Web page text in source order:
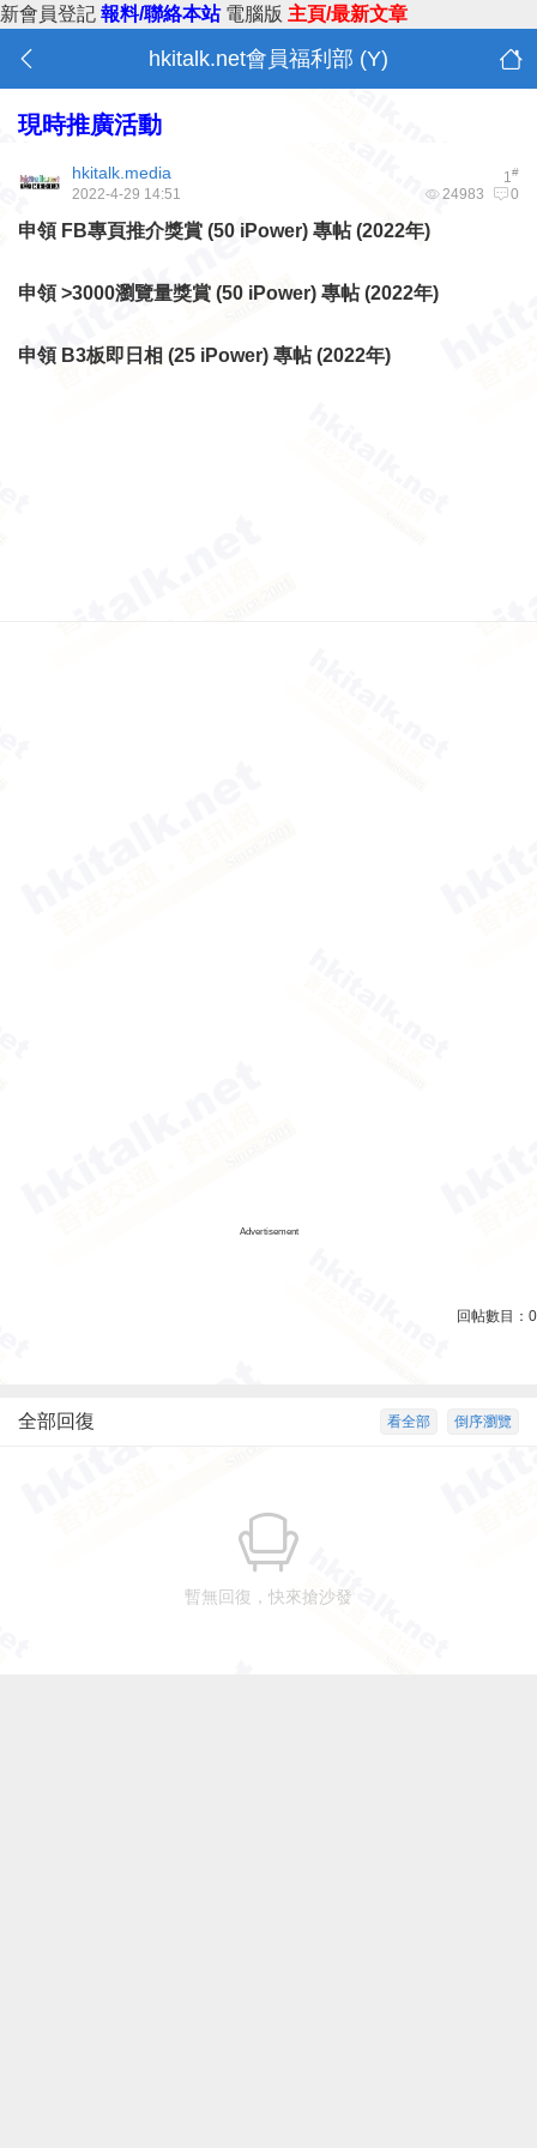
新會員登記 報料/聯絡本站 電腦版 主頁/最新文章
hkitalk.net會員福利部 (Y)
現時推廣活動
1#
hkitalk.media
24983 0
2022-4-29 14:51
申領 FB專頁推介獎賞 (50 iPower) 專帖 (2022年)
申領 >3000瀏覽量獎賞 (50 iPower) 專帖 (2022年)
申領 B3板即日相 (25 iPower) 專帖 (2022年)
Advertisement
回帖數目： 0
倒序瀏覽
看全部
全部回復
暫無回復，快來搶沙發